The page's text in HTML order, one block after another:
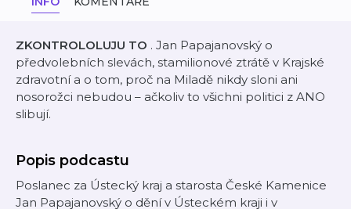
ZKONTROLOLUJU TO . Jan Papajanovský o
předvolebních slevách, stamilionové ztrátě v Krajské
zdravotní a o tom, proč na Miladě nikdy sloni ani
nosorožci nebudou – ačkoliv to všichni politici z ANO
slibují.
Popis podcastu
Poslanec za Ústecký kraj a starosta České Kamenice
Jan Papajanovský o dění v Ústeckém kraji i v